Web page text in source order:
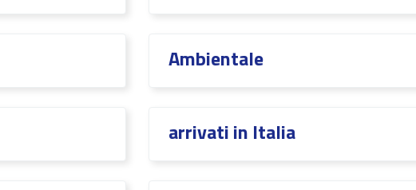
Ambientale
arrivati in Italia